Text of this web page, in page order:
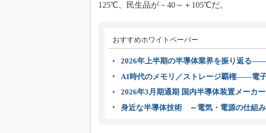
125℃、民生品が－40～＋105℃だ。
おすすめホワイトペーパー
2026年上半期の半導体業界を振り返る
AI時代のメモリ／ストレージ覇権――電
2026年3月期通期 国内半導体装置メーカ
身近な半導体技術 ～電気・電源の仕組